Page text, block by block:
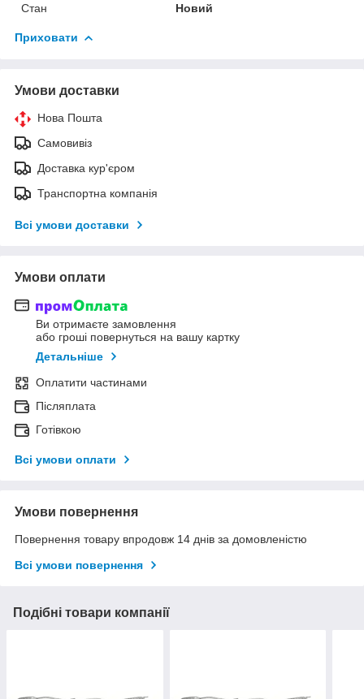
Стан
Новий
Приховати
Умови доставки
Нова Пошта
Самовивіз
Доставка кур'єром
Транспортна компанія
Всі умови доставки
Умови оплати
Ви отримаєте замовлення
або гроші повернуться на вашу картку
Детальніше
Оплатити частинами
Післяплата
Готівкою
Всі умови оплати
Умови повернення
Повернення товару впродовж 14 днів за домовленістю
Всі умови повернення
Подібні товари компанії